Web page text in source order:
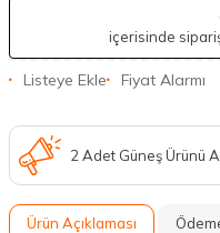
içerisinde
Listeye Ekle Fiyat Alarmı
2 Adet Güneş Ürünü
Ürün Açıklaması